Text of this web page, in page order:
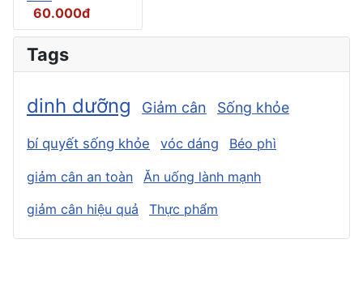
60.000đ
Tags
dinh dưỡng Giảm cân Sống khỏe
bí quyết sống khỏe vóc dáng Béo phì
giảm cân an toàn
Ăn uống lành mạnh
giảm cân hiệu quả
Thực phẩm